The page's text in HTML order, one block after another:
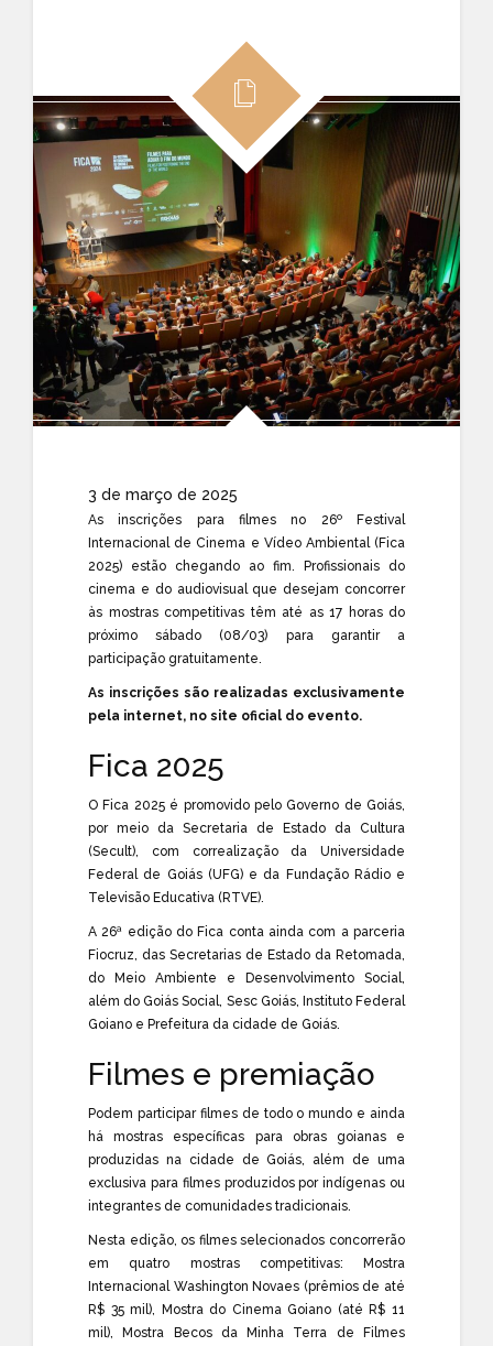
3 de março de 2025
As inscrições para filmes no 26º Festival
Internacional de Cinema e Vídeo Ambiental (Fica
2025) estão chegando ao fim. Profissionais do
cinema e do audiovisual que desejam concorrer
às mostras competitivas têm até as 17 horas do
próximo sábado (08/03) para garantir a
participação gratuitamente.
As inscrições são realizadas exclusivamente
pela internet, no site oficial do evento.
Fica 2025
O Fica 2025 é promovido pelo Governo de Goiás,
por meio da Secretaria de Estado da Cultura
(Secult), com correalização da Universidade
Federal de Goiás (UFG) e da Fundação Rádio e
Televisão Educativa (RTVE).
A 26ª edição do Fica conta ainda com a parceria
Fiocruz, das Secretarias de Estado da Retomada,
do Meio Ambiente e Desenvolvimento Social,
além do Goiás Social, Sesc Goiás, Instituto Federal
Goiano e Prefeitura da cidade de Goiás.
Filmes e premiação
Podem participar filmes de todo o mundo e ainda
há mostras específicas para obras goianas e
produzidas na cidade de Goiás, além de uma
exclusiva para filmes produzidos por indígenas ou
integrantes de comunidades tradicionais.
Nesta edição, os filmes selecionados concorrerão
em quatro mostras competitivas: Mostra
Internacional Washington Novaes (prêmios de até
R$ 35 mil), Mostra do Cinema Goiano (até R$ 11
mil), Mostra Becos da Minha Terra de Filmes